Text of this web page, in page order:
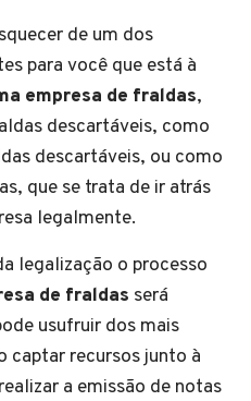
de um dos
para você que está à
empresa de fraldas,
descartáveis, como
descartáveis, ou como
que se trata de ir atrás
legalmente.
legalização o processo
de fraldas será
usufruir dos mais
captar recursos junto à
a emissão de notas